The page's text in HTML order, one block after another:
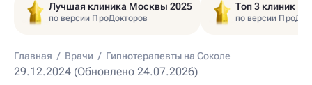
Лучшая клиника Москвы 2025
по версии ПроДокторов
Топ 3 клиник
по версии
Главная / Врачи / Гипнотерапевты на Соколе
29.12.2024 (Обновлено 24.07.2026)